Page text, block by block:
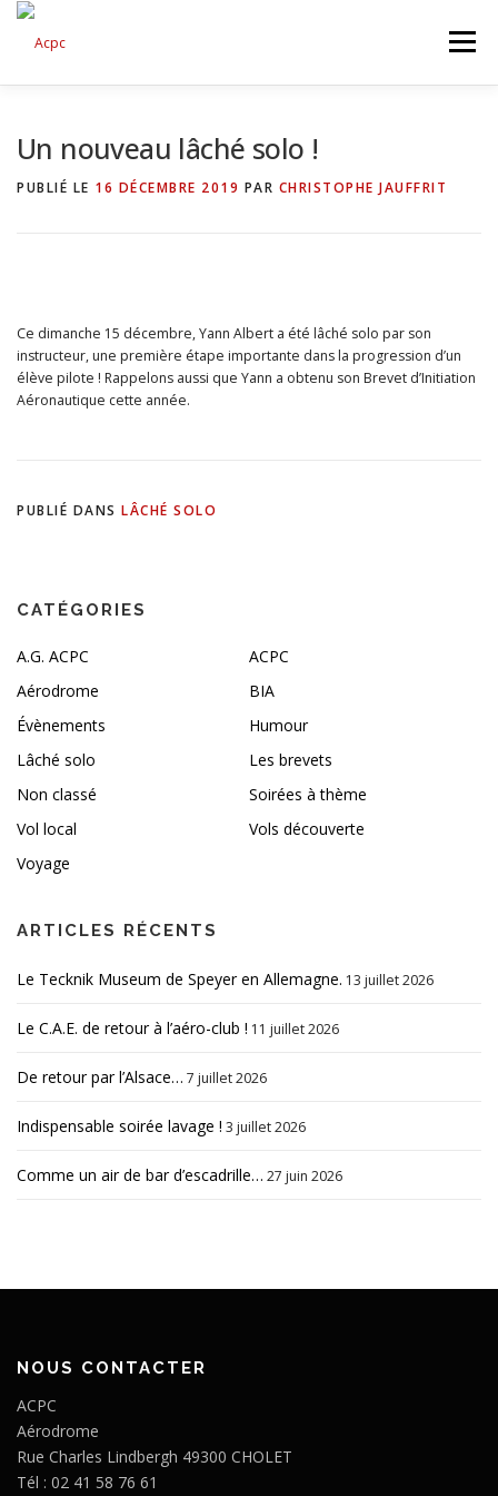
Aller
contenu
Menu
Un nouveau lâché solo !
PUBLIÉ LE 16 DÉCEMBRE 2019 PAR CHRISTOPHE JAUFFRIT
Ce dimanche 15 décembre, Yann Albert a été lâché solo par son
instructeur, une première étape importante dans la progression d’un
élève pilote ! Rappelons aussi que Yann a obtenu son Brevet d’Initiation
Aéronautique cette année.
PUBLIÉ DANS LÂCHÉ SOLO
CATÉGORIES
A.G. ACPC
ACPC
Aérodrome
BIA
Évènements
Humour
Lâché solo
Les brevets
Non classé
Soirées à thème
Vol local
Vols découverte
Voyage
ARTICLES RÉCENTS
Le Tecknik Museum de Speyer en Allemagne. 13 juillet 2026
Le C.A.E. de retour à l’aéro-club ! 11 juillet 2026
De retour par l’Alsace… 7 juillet 2026
Indispensable soirée lavage ! 3 juillet 2026
Comme un air de bar d’escadrille… 27 juin 2026
NOUS CONTACTER
ACPC
Aérodrome
Rue Charles Lindbergh 49300 CHOLET
Tél : 02 41 58 76 61